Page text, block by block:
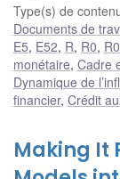
Type(s) de
Documents de
E5, E52, R, R0,
monétaire, Cadre
Dynamique de
financier, Crédit
Making It